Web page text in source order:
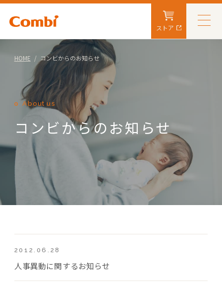
ストア
HOME コンビからのお知らせ
About us
コンビからのお知らせ
2012.06.28
人事異動に関するお知らせ